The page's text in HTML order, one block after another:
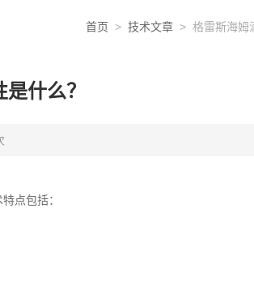
首页 > 技术文章 > 格雷斯海姆
什么？
点包括：